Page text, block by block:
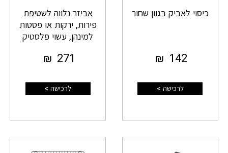
כיסוי לאביק בגוון שחור
142
₪
לרכישה >
אביזר נלווה לשטיפת
פירות, ירקות או פסטות
למינהן, עשוי פלסטיק
271
₪
לרכישה >